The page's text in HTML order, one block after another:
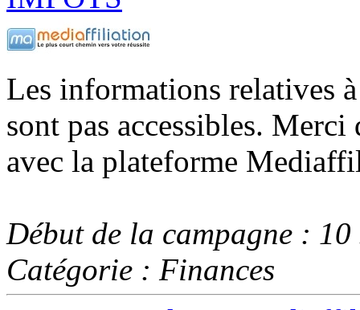
Les informations relatives
sont pas accessibles.
avec la plateforme
Début de la campagne :
Catégorie : Finances